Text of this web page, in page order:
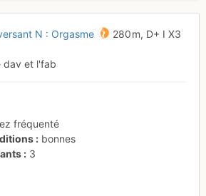
N : Orgasme 280 m, D+ I X3
dav et l'fab
fréquenté
bonnes
3